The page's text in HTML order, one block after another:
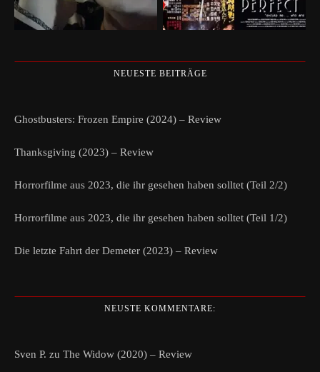
NEUESTE BEITRÄGE
Ghostbusters: Frozen Empire (2024) – Review
Thanksgiving (2023) – Review
Horrorfilme aus 2023, die ihr gesehen haben solltet (Teil 2/2)
Horrorfilme aus 2023, die ihr gesehen haben solltet (Teil 1/2)
Die letzte Fahrt der Demeter (2023) – Review
NEUSTE KOMMENTARE:
Sven P. zu The Widow (2020) – Review